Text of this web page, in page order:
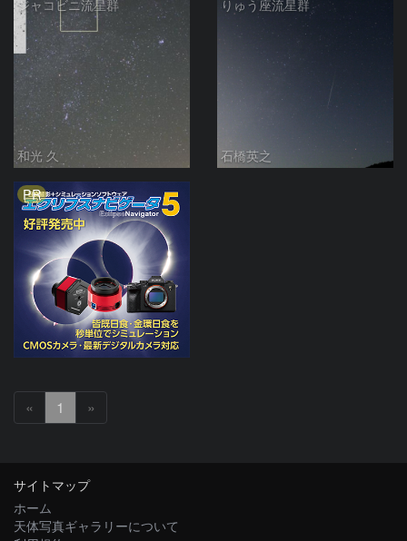
ジャコビニ流星群
和光 久
りゅう座流星群
石橋英之
PR
« 1 »
サイトマップ
ホーム
天体写真ギャラリーについて